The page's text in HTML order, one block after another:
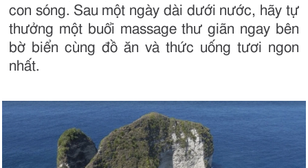
con sóng. Sau một ngày dài dưới nước, hãy tự
thưởng một buổi massage thư giãn ngay bên
bờ biển cùng đồ ăn và thức uống tươi ngon
nhất.